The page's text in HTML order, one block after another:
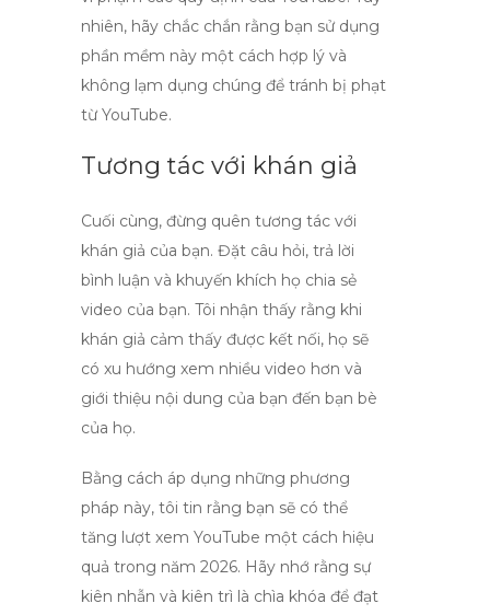
nhiên, hãy chắc chắn rằng bạn sử dụng
phần mềm này một cách hợp lý và
không lạm dụng chúng để tránh bị phạt
từ YouTube.
Tương tác với khán giả
Cuối cùng, đừng quên tương tác với
khán giả của bạn. Đặt câu hỏi, trả lời
bình luận và khuyến khích họ chia sẻ
video của bạn. Tôi nhận thấy rằng khi
khán giả cảm thấy được kết nối, họ sẽ
có xu hướng xem nhiều video hơn và
giới thiệu nội dung của bạn đến bạn bè
của họ.
Bằng cách áp dụng những phương
pháp này, tôi tin rằng bạn sẽ có thể
tăng lượt xem YouTube một cách hiệu
quả trong năm 2026. Hãy nhớ rằng sự
kiên nhẫn và kiên trì là chìa khóa để đạt